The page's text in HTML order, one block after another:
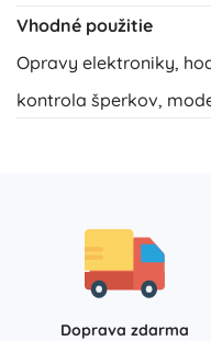
Vhodné použitie
Opravy elektroniky,
kontrola šperkov,
Doprava zdarma